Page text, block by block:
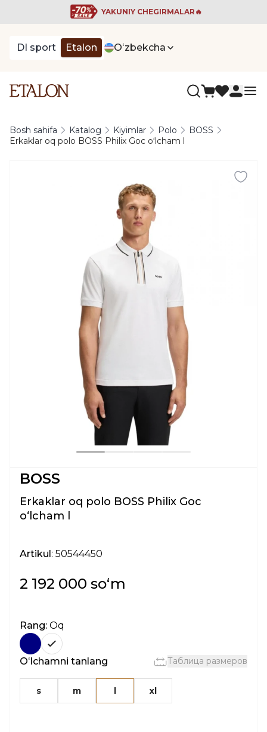
YAKUNIY CHEGIRMALAR🔥
DI sport Etalon Oʻzbekcha
Bosh sahifa Katalog Kiyimlar Polo
BOSS
Erkaklar oq polo BOSS Philix Goc oʻlcham l
BOSS
Erkaklar oq polo BOSS Philix Goc
oʻlcham l
Artikul: 50544450
2 192 000 soʻm
Rang: Oq
Oʻlchamni tanlang Таблица размеров
s m l xl